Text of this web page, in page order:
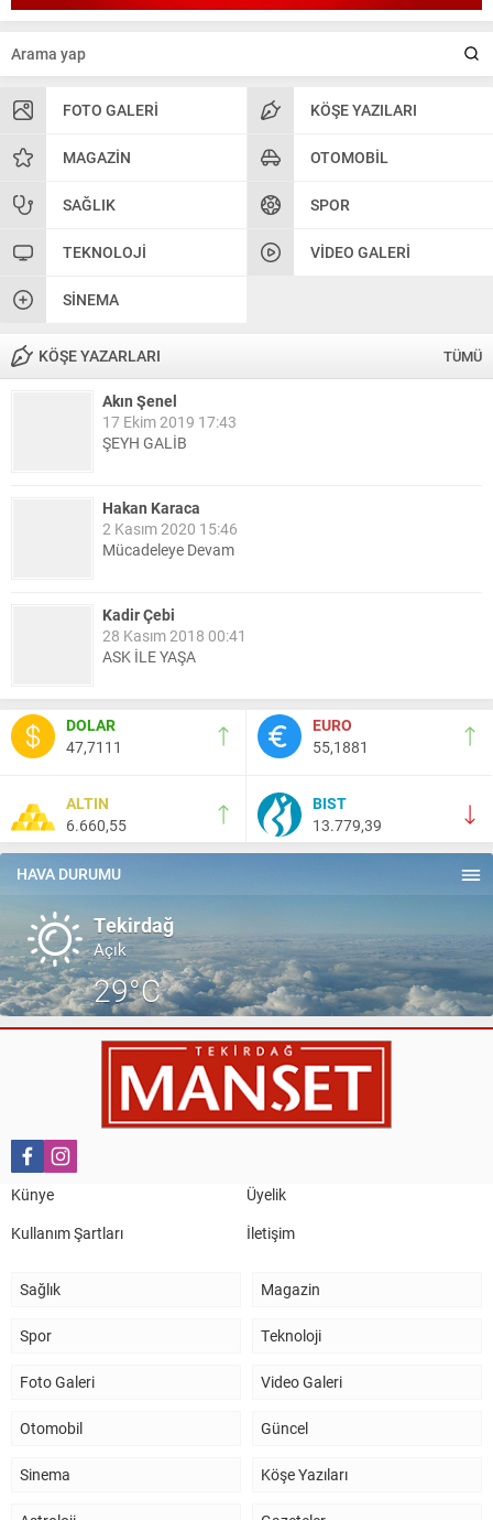
FOTO GALERI KÖŞE YAZILARI
MAGAZIN OTOMOBIL
SAĞLIK SPOR
TEKNOLOJI VIDEO GALERI
SINEMA
KÖŞE YAZARLARI TÜMÜ
Akın Şenel
17 Ekim 2019 17:43
ŞEYH GALİB
Hakan Karaca
2 Kasım 2020 15:46
Mücadeleye Devam
Kadir Çebi
28 Kasım 2018 00:41
ASK İLE YAŞA
Nail Kazanç
10 Mart 2023 21:36
HAYDİ TEKİRDAĞ MAÇA !!!!
Salih Canikli
5 Kasım 2024 19:54
TEKİRDAĞ İL EMNİYET MÜDÜRÜMÜZE HAYIRLI OLSUN
DOLAR
47,7111
EURO
55,1881
ALTIN
6.660,55
BIST
13.779,39
HAVA DURUMU
Tekirdağ
Açık
29°C
Künye
Üyelik
Kullanım Şartları
İletişim
Sağlık Magazin
Spor Teknoloji
Foto Galeri Video Galeri
Otomobil Güncel
Sinema Köşe Yazıları